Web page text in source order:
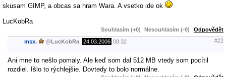
skusam GIMP, a obcas sa hram Wara. A vsetko ide ok
LucKobRa
Souhlasím (+0) Nesouhlasím (-0) Odpovědět
msx. @LucKobRa 24.03.2006 08:32 #22
Ani mne to nešlo pomaly. Ale keď som dal 512 MB vtedy som pocítil
rozdiel. Išlo to rýchlejšie. Dovtedy to bolo normálne.